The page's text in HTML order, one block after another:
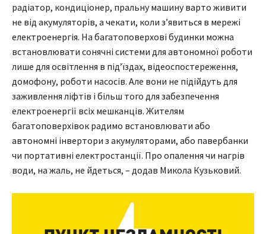
радіатор, кондиціонер, пральну машину варто живити
не від акумуляторів, а чекати, коли з’явиться в мережі
електроенергія. На багатоповерхові будинки можна
встановлювати сонячні системи для автономної роботи
лише для освітлення в під’їздах, відеоспостереження,
домофону, роботи насосів. Але вони не підійдуть для
заживлення ліфтів і більш того для забезпечення
електроенергії всіх мешканців. Жителям
багатоповерхівок радимо встановлювати або
автономні інвертори з акумуляторами, або павербанки
чи портативні електростанції. Про опалення чи нагрів
води, на жаль, не йдеться, – додав Микола Кузьковий.